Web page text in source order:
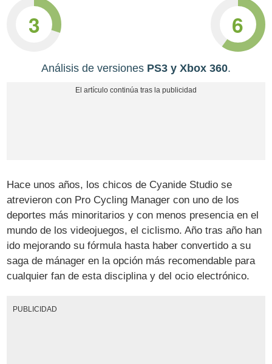
3 6
Análisis de versiones PS3 y Xbox 360.
Hace unos años, los chicos de Cyanide Studio se
atrevieron con Pro Cycling Manager con uno de los
deportes más minoritarios y con menos presencia en el
mundo de los videojuegos, el ciclismo. Año tras año han
ido mejorando su fórmula hasta haber convertido a su
saga de mánager en la opción más recomendable para
cualquier fan de esta disciplina y del ocio electrónico.
PUBLICIDAD